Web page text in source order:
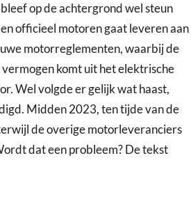
op de achtergrond wel steun
officieel motoren gaat leveren aan
motorreglementen, waarbij de
komt uit het elektrische
Wel volgde er gelijk wat haast,
Midden 2023, ten tijde van de
de overige motorleveranciers
dat een probleem? De tekst